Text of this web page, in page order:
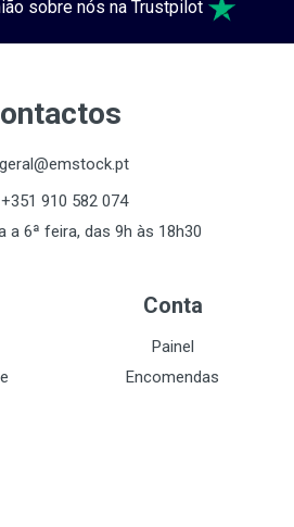
sobre nós na Trustpilot
geral@emstock.pt
+351 910 582 074
a 6ª feira, das 9h às 18h30
Conta
Painel
Encomendas